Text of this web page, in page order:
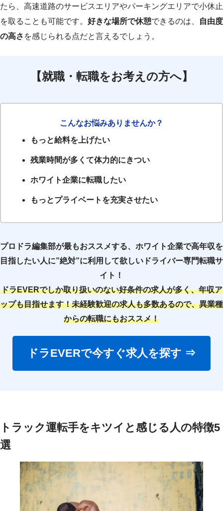
たら、高速道路のサービスエリアやパーキングエリアで小休止
を取ることも可能です。 好きな場所で休憩できるのは、
自由度
の高さ を感じられる点だと言えるでしょう。
【就職・転職をお考えの方へ】
こんなお悩みありませんか？
もっと給料を上げたい
残業時間が多くて体力的にきつい
ホワイト企業に転職したい
もっとプライベートを充実させたい
プロドラ編集部が最もおススメする、ホワイト企業で高年収を
目指したい人に”絶対”に利用して欲しいドライバー専門転職サ
イト！
ドラEVERでしか取り扱いのない好条件の求人が多く、年収ア
ップも目指せます！未経験歓迎の求人も多数あるので、異業種
からの転職にもおススメ！
ドラEVERで今すぐ求人を探す ⇒
トラック運転手をキツイと感じる人の特徴5
選